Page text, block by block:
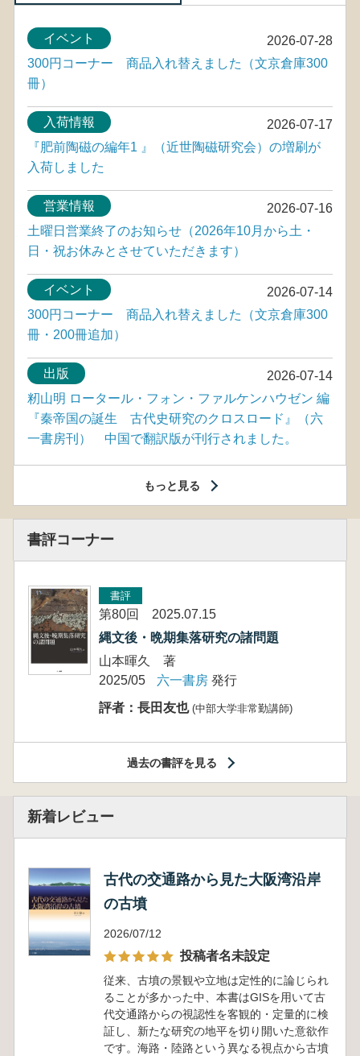
2026-07-28
イベント
300円コーナー 商品入れ替えました（文京倉庫300
冊）
2026-07-17
入荷情報
『肥前陶磁の編年1 』（近世陶磁研究会）の増刷が
入荷しました
2026-07-16
営業情報
土曜日営業終了のお知らせ（2026年10月から土・
日・祝お休みとさせていただきます）
2026-07-14
イベント
300円コーナー 商品入れ替えました（文京倉庫300
冊・200冊追加）
2026-07-14
出版
籾山明 ロータール・フォン・ファルケンハウゼン 編
『秦帝国の誕生 古代史研究のクロスロード』（六
一書房刊） 中国で翻訳版が刊行されました。
もっと見る
書評コーナー
書評
第80回 2025.07.15
縄文後・晩期集落研究の諸問題
山本暉久 著
2025/05
六一書房 発行
評者：長田友也 (中部大学非常勤講師)
過去の書評を見る
新着レビュー
古代の交通路から見た大阪湾沿岸
の古墳
2026/07/12
投稿者名未設定
従来、古墳の景観や立地は定性的に論じられ
ることが多かった中、本書はGISを用いて古
代交通路からの視認性を客観的・定量的に検
証し、新たな研究の地平を切り開いた意欲作
です。海路・陸路という異なる視点から古墳